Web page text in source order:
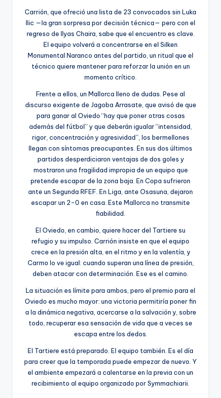
Carrión, que ofreció una lista de 23 convocados sin Luka
Ilic —la gran sorpresa por decisión técnica— pero con el
regreso de Ilyas Chaira, sabe que el encuentro es clave.
El equipo volverá a concentrarse en el Silken
Monumental Naranco antes del partido, un ritual que el
técnico quiere mantener para reforzar la unión en un
momento crítico.
Frente a ellos, un Mallorca lleno de dudas. Pese al
discurso exigente de Jagoba Arrasate, que avisó de que
para ganar al Oviedo “hay que poner otras cosas
además del fútbol” y que deberán igualar “intensidad,
rigor, concentración y agresividad”, los bermellones
llegan con síntomas preocupantes. En sus dos últimos
partidos desperdiciaron ventajas de dos goles y
mostraron una fragilidad impropia de un equipo que
pretende escapar de la zona baja. En Copa sufrieron
ante un Segunda RFEF. En Liga, ante Osasuna, dejaron
escapar un 2-0 en casa. Este Mallorca no transmite
fiabilidad.
El Oviedo, en cambio, quiere hacer del Tartiere su
refugio y su impulso. Carrión insiste en que el equipo
crece en la presión alta, en el ritmo y en la valentía, y
Carmo lo ve igual: cuando superan una línea de presión,
deben atacar con determinación. Ese es el camino.
La situación es límite para ambos, pero el premio para el
Oviedo es mucho mayor: una victoria permitiría poner fin
a la dinámica negativa, acercarse a la salvación y, sobre
todo, recuperar esa sensación de vida que a veces se
escapa entre los dedos.
El Tartiere está preparado. El equipo también. Es el día
para creer que la temporada puede empezar de nuevo. Y
el ambiente empezará a calentarse en la previa con un
recibimiento al equipo organizado por Symmachiarii.